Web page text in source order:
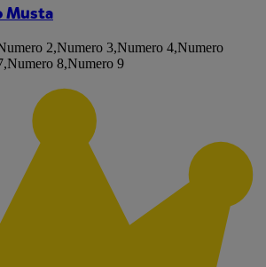
Musta
2,Numero 3,Numero 4,Numero
,Numero 8,Numero 9